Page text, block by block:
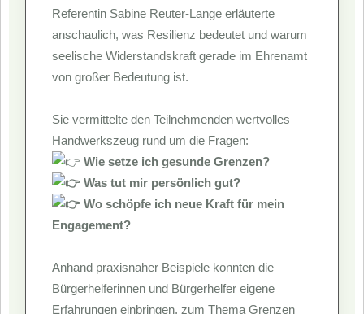
Referentin Sabine Reuter-Lange erläuterte
anschaulich, was Resilienz bedeutet und warum
seelische Widerstandskraft gerade im Ehrenamt
von großer Bedeutung ist.
Sie vermittelte den Teilnehmenden wertvolles
Handwerkszeug rund um die Fragen:
Wie setze ich gesunde Grenzen?
Was tut mir persönlich gut?
Wo schöpfe ich neue Kraft für mein
Engagement?
Anhand praxisnaher Beispiele konnten die
Bürgerhelferinnen und Bürgerhelfer eigene
Erfahrungen einbringen, zum Thema Grenzen